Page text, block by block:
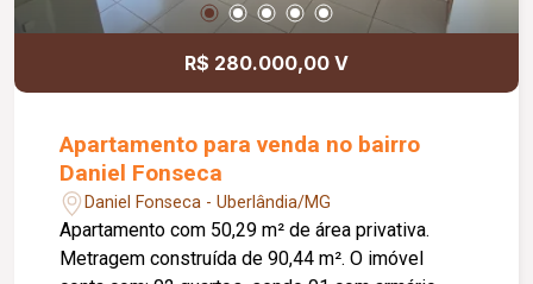
R$ 280.000,00 V
Apartamento para venda no bairro
Daniel Fonseca
Daniel Fonseca - Uberlândia/MG
Apartamento com 50,29 m² de área privativa.
Metragem construída de 90,44 m². O imóvel